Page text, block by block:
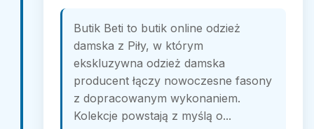
Butik Beti to butik online odzież
damska z Piły, w którym
ekskluzywna odzież damska
producent łączy nowoczesne fasony
z dopracowanym wykonaniem.
Kolekcje powstają z myślą o...